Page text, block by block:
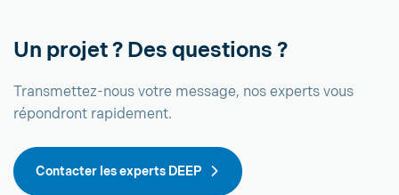
Un projet ? Des questions ?
Transmettez-nous votre message, nos experts vous
répondront rapidement.
Contacter les experts DEEP